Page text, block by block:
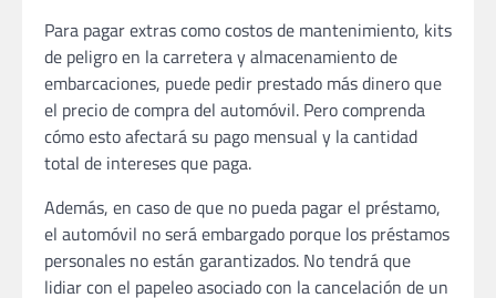
Para pagar extras como costos de mantenimiento, kits
de peligro en la carretera y almacenamiento de
embarcaciones, puede pedir prestado más dinero que
el precio de compra del automóvil. Pero comprenda
cómo esto afectará su pago mensual y la cantidad
total de intereses que paga.
Además, en caso de que no pueda pagar el préstamo,
el automóvil no será embargado porque los préstamos
personales no están garantizados. No tendrá que
lidiar con el papeleo asociado con la cancelación de un